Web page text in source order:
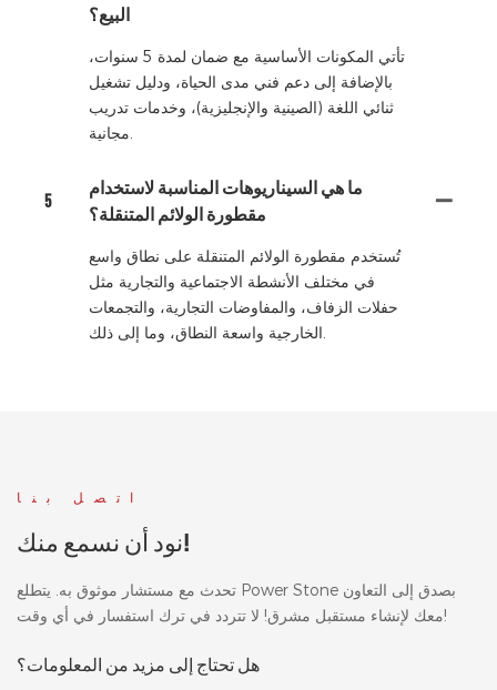
البيع؟
تأتي المكونات الأساسية مع ضمان لمدة 5 سنوات،
بالإضافة إلى دعم فني مدى الحياة، ودليل تشغيل
ثنائي اللغة (الصينية والإنجليزية)، وخدمات تدريب
مجانية.
5
ما هي السيناريوهات المناسبة لاستخدام
مقطورة الولائم المتنقلة؟
تُستخدم مقطورة الولائم المتنقلة على نطاق واسع
في مختلف الأنشطة الاجتماعية والتجارية مثل
حفلات الزفاف، والمفاوضات التجارية، والتجمعات
الخارجية واسعة النطاق، وما إلى ذلك.
اتصل بنا
نود أن نسمع منك!
تحدث مع مستشار موثوق به. يتطلع Power Stone بصدق إلى التعاون
معك لإنشاء مستقبل مشرق! لا تتردد في ترك استفسار في أي وقت!
هل تحتاج إلى مزيد من المعلومات؟